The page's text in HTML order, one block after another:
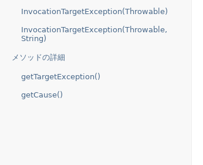
InvocationTargetException(Throwable)
InvocationTargetException(Throwable,
String)
メソッドの詳細
getTargetException()
getCause()